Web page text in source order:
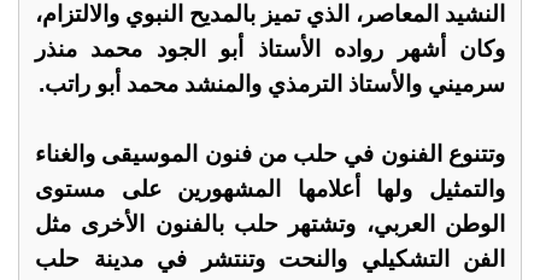
النشيد المعاصر، الذي تميز بالمديح النبوي والالتزام،
وكان أشهر رواده الأستاذ أبو الجود محمد منذر
سرميني والأستاذ الترمذي والمنشد محمد أبو راتب.
وتتنوع الفنون في حلب من فنون الموسيقى والغناء
والتمثيل ولها أعلامها المشهورين على مستوى
الوطن العربي، وتشتهر حلب بالفنون الأخرى مثل
الفن التشكيلي والنحت وتنتشر في مدينة حلب